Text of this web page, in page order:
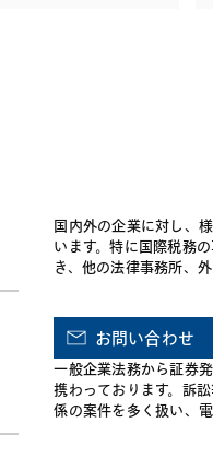
国内外の企業に対し、
います。特に国際税務
き、他の法律事務所、
お問い合わせ
一般企業法務から証券
携わっております。訴
係の案件を多く扱い、